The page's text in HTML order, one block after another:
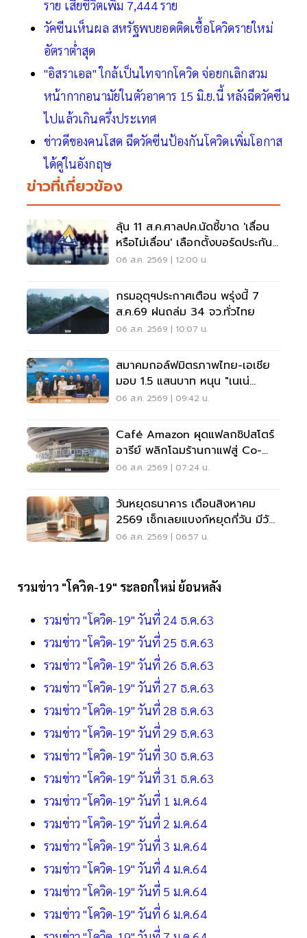
ราย เสียชีวิตเพิ่ม 7,444 ราย
วัคซีนเห็นผล สหรัฐพบยอดติดเชื้อโควิดรายใหม่
อัตราต่ำสุด
"อิสราเอล" ใกล้เป็นไทจากโควิด จ่อยกเลิกสวม
หน้ากากอนามัยในตัวอาคาร 15 มิ.ย.นี้ หลังฉีดวัคซีน
ไปแล้วเกินครึ่งประเทศ
ข่าวดีของคนโสด ฉีดวัคซีนป้องกันโควิดเพิ่มโอกาส
ได้คู่ในอังกฤษ
ข่าวที่เกี่ยวข้อง
ลุ้น 11 ส.ค.ศาลปค.นัดชี้ขาด 'เลื่อน
หรือไม่เลื่อน' เลือกตั้งบอร์ดประกัน
สังคม
06 ส.ค. 2569 | 12:00 น.
กรมอุตุฯประกาศเตือน พรุ่งนี้ 7
ส.ค.69 ฝนถล่ม 34 จว.ทั่วไทย
06 ส.ค. 2569 | 10:07 น.
สมาคมกอล์ฟมิตรภาพไทย-เอเชีย
มอบ 1.5 แสนบาท หนุน "เนเน่
รอยัล" ลุยเวทีที่สหรัฐ
06 ส.ค. 2569 | 09:42 น.
Café Amazon ผุดแฟลกชิปสโตร์
อารีย์ พลิกโฉมร้านกาแฟสู่ Co-
Working Space ครบวงจร
06 ส.ค. 2569 | 07:24 น.
วันหยุดธนาคาร เดือนสิงหาคม
2569 เช็กเลยแบงก์หยุดกี่วัน มีวัน
หยุดยาวไหม
06 ส.ค. 2569 | 06:57 น.
รวมข่าว "โควิด-19" ระลอกใหม่ ย้อนหลัง
รวมข่าว "โควิด-19" วันที่ 24 ธ.ค.63
รวมข่าว "โควิด-19" วันที่ 25 ธ.ค.63
รวมข่าว "โควิด-19" วันที่ 26 ธ.ค.63
รวมข่าว "โควิด-19" วันที่ 27 ธ.ค.63
รวมข่าว "โควิด-19" วันที่ 28 ธ.ค.63
รวมข่าว "โควิด-19" วันที่ 29 ธ.ค.63
รวมข่าว "โควิด-19" วันที่ 30 ธ.ค.63
รวมข่าว "โควิด-19" วันที่ 31 ธ.ค.63
รวมข่าว "โควิด-19" วันที่ 1 ม.ค.64
รวมข่าว "โควิด-19" วันที่ 2 ม.ค.64
รวมข่าว "โควิด-19" วันที่ 3 ม.ค.64
รวมข่าว "โควิด-19" วันที่ 4 ม.ค.64
รวมข่าว "โควิด-19" วันที่ 5 ม.ค.64
รวมข่าว "โควิด-19" วันที่ 6 ม.ค.64